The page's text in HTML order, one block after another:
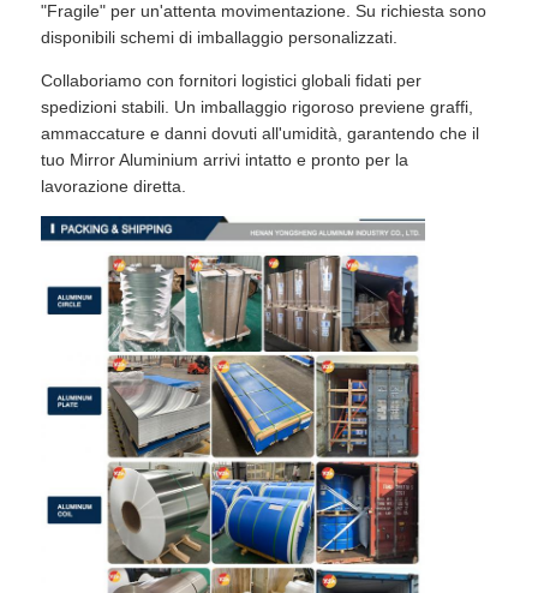
"Fragile" per un'attenta movimentazione. Su richiesta sono
disponibili schemi di imballaggio personalizzati.
Collaboriamo con fornitori logistici globali fidati per
spedizioni stabili. Un imballaggio rigoroso previene graffi,
ammaccature e danni dovuti all'umidità, garantendo che il
tuo Mirror Aluminium arrivi intatto e pronto per la
lavorazione diretta.